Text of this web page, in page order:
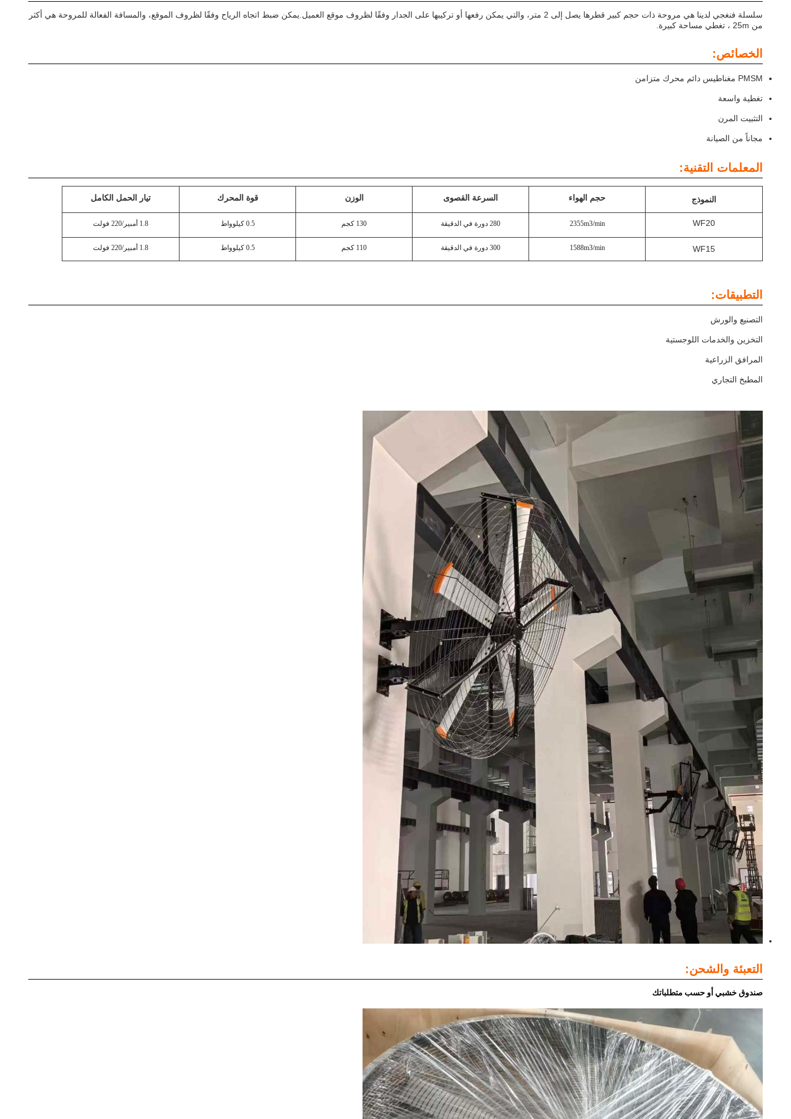
سلسلة فنغجي لدينا هي مروحة ذات حجم كبير قطرها يصل إلى 2 متر، والتي يمكن رفعها أو تركيبها على الجدار وفقًا لظروف موقع العميل.يمكن ضبط اتجاه الرياح وفقًا لظروف الموقع، والمسافة الفعالة للمروحة هي أكثر
من 25m ، تغطي مساحة كبيرة.
الخصائص:
PMSM مغناطيس دائم محرك متزامن
تغطية واسعة
التثبيت المرن
مجاناً من الصيانة
المعلمات التقنية:
النموذج حجم الهواء السرعة القصوى الوزن قوة المحرك تيار الحمل الكامل
WF20
2355m3/min 280 دورة في الدقيقة 130 كجم 0.5 كيلوواط 1.8 أمبير/220 فولت
WF15
1588m3/min 300 دورة في الدقيقة 110 كجم 0.5 كيلوواط 1.8 أمبير/220 فولت
التطبيقات:
التصنيع والورش
التخزين والخدمات اللوجستية
المرافق الزراعية
المطبخ التجاري
التعبئة والشحن:
صندوق خشبي أو حسب متطلباتك